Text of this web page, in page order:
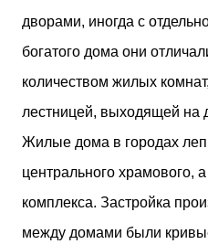
дворами, иногда с
богатого дома они
количеством жилых
лестницей, выходящей на
Жилые дома в городах
центрального храмового,
комплекса. Застройка
между домами были